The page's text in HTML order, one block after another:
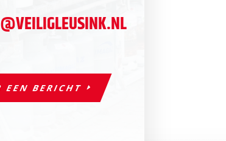
EEN BERICHT